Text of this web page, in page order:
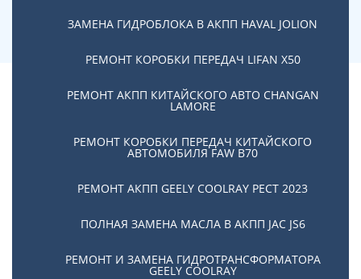
ЗАМЕНА ГИДРОБЛОКА В АКПП HAVAL JOLION
РЕМОНТ КОРОБКИ ПЕРЕДАЧ LIFAN X50
РЕМОНТ АКПП КИТАЙСКОГО АВТО CHANGAN
LAMORE
РЕМОНТ КОРОБКИ ПЕРЕДАЧ КИТАЙСКОГО
АВТОМОБИЛЯ FAW B70
РЕМОНТ АКПП GEELY COOLRAY PЕСТ 2023
ПОЛНАЯ ЗАМЕНА МАСЛА В АКПП JAC JS6
РЕМОНТ И ЗАМЕНА ГИДРОТРАНСФОРМАТОРА
GEELY COOLRAY
Записаться на сервис
Ремонтируем и
обслуживаем
Все марки автомобилей, оснащенные коробками